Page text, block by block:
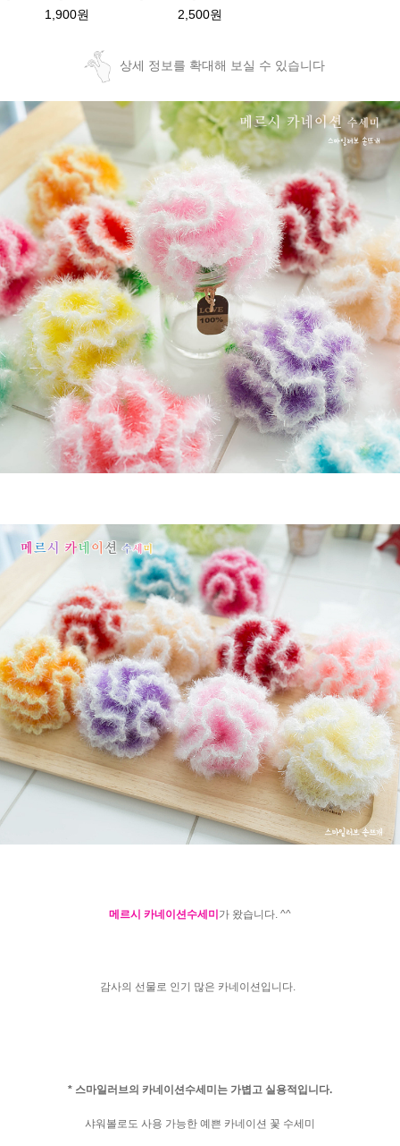
1,900원
2,500원
상세 정보를 확대해 보실 수 있습니다
메르시 카네이션수세미 가 왔습니다. ^^
감사의 선물로 인기 많은 카네이션입니다.
* 스마일러브의 카네이션수세미는 가볍고 실용적입니다.
샤워볼로도 사용 가능한 예쁜 카네이션 꽃 수세미